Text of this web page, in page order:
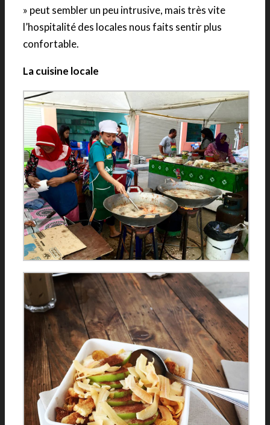
» peut sembler un peu intrusive, mais très vite
l’hospitalité des locales nous faits sentir plus
confortable.
La cuisine locale